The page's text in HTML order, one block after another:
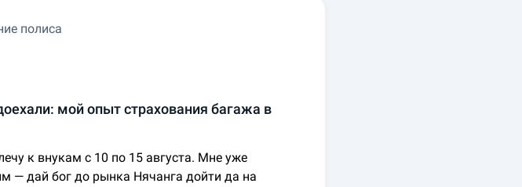
полиса
мой опыт страхования багажа в
к внукам с 10 по 15 августа. Мне уже
— дай бог до рынка Нячанга дойти да на